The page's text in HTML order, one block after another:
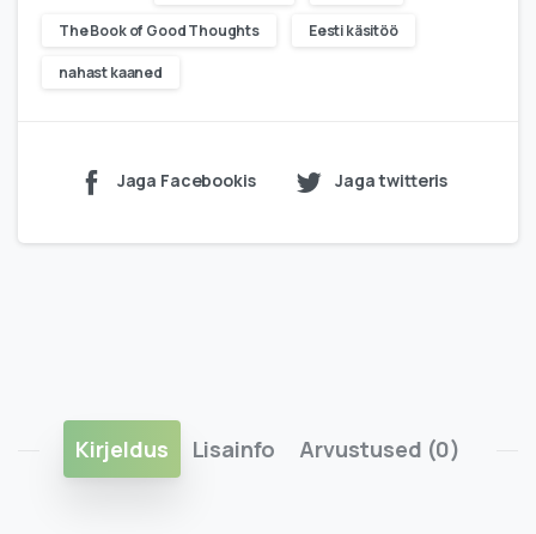
The Book of Good Thoughts Eesti käsitöö
nahast kaaned
Jaga Facebookis Jaga twitteris
Kirjeldus Lisainfo Arvustused (0)